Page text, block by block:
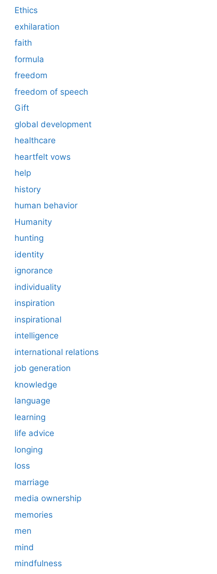
Ethics
exhilaration
faith
formula
freedom
freedom of speech
Gift
global development
healthcare
heartfelt vows
help
history
human behavior
Humanity
hunting
identity
ignorance
individuality
inspiration
inspirational
intelligence
international relations
job generation
knowledge
language
learning
life advice
longing
loss
marriage
media ownership
memories
men
mind
mindfulness